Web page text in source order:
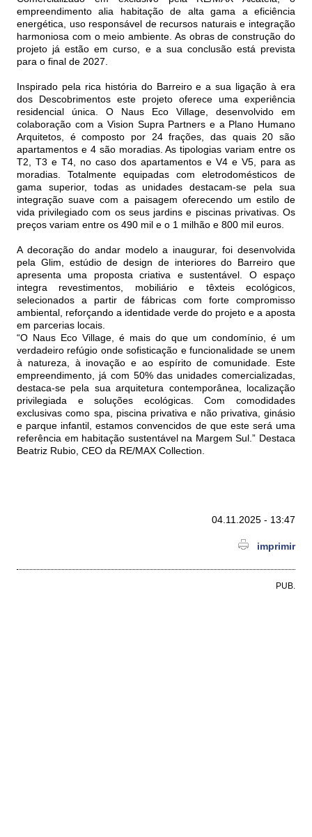
empreendimento alia habitação de alta gama a eficiência
energética, uso responsável de recursos naturais e integração
harmoniosa com o meio ambiente. As obras de construção do
projeto já estão em curso, e a sua conclusão está prevista
para o final de 2027.
Inspirado pela rica história do Barreiro e a sua ligação à era
dos Descobrimentos este projeto oferece uma experiência
residencial única. O Naus Eco Village, desenvolvido em
colaboração com a Vision Supra Partners e a Plano Humano
Arquitetos, é composto por 24 frações, das quais 20 são
apartamentos e 4 são moradias. As tipologias variam entre os
T2, T3 e T4, no caso dos apartamentos e V4 e V5, para as
moradias. Totalmente equipadas com eletrodomésticos de
gama superior, todas as unidades destacam-se pela sua
integração suave com a paisagem oferecendo um estilo de
vida privilegiado com os seus jardins e piscinas privativas. Os
preços variam entre os 490 mil e o 1 milhão e 800 mil euros.
A decoração do andar modelo a inaugurar, foi desenvolvida
pela Glim, estúdio de design de interiores do Barreiro que
apresenta uma proposta criativa e sustentável. O espaço
integra revestimentos, mobiliário e têxteis ecológicos,
selecionados a partir de fábricas com forte compromisso
ambiental, reforçando a identidade verde do projeto e a aposta
em parcerias locais.
“O Naus Eco Village, é mais do que um condomínio, é um
verdadeiro refúgio onde sofisticação e funcionalidade se unem
à natureza, à inovação e ao espírito de comunidade. Este
empreendimento, já com 50% das unidades comercializadas,
destaca-se pela sua arquitetura contemporânea, localização
privilegiada e soluções ecológicas. Com comodidades
exclusivas como spa, piscina privativa e não privativa, ginásio
e parque infantil, estamos convencidos de que este será uma
referência em habitação sustentável na Margem Sul.” Destaca
Beatriz Rubio, CEO da RE/MAX Collection.
04.11.2025 - 13:47
imprimir
PUB.